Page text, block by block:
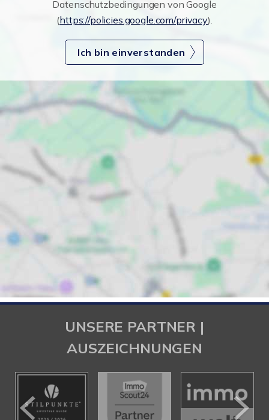
Datenschutzbedingungen von Google
(https://policies.google.com/privacy).
Ich bin einverstanden
UNSERE PARTNER |
AUSZEICHNUNGEN